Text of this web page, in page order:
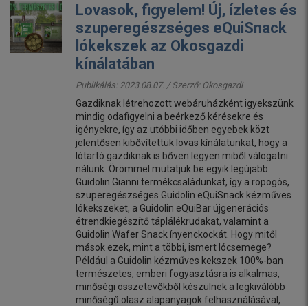
Lovasok, figyelem! Új, ízletes és
szuperegészséges eQuiSnack
lókekszek az Okosgazdi
kínálatában
Publikálás: 2023.08.07. / Szerző: Okosgazdi
Gazdiknak létrehozott webáruházként igyekszünk
mindig odafigyelni a beérkező kérésekre és
igényekre, így az utóbbi időben egyebek közt
jelentősen kibővítettük lovas kínálatunkat, hogy a
lótartó gazdiknak is bőven legyen miből válogatni
nálunk. Örömmel mutatjuk be egyik legújabb
Guidolin Gianni termékcsaládunkat, így a ropogós,
szuperegészséges Guidolin eQuiSnack kézműves
lókekszeket, a Guidolin eQuiBar újgenerációs
étrendkiegészítő táplálékrudakat, valamint a
Guidolin Wafer Snack ínyenckockát. Hogy mitől
mások ezek, mint a többi, ismert lócsemege?
Például a Guidolin kézműves kekszek 100%-ban
természetes, emberi fogyasztásra is alkalmas,
minőségi összetevőkből készülnek a legkiválóbb
minőségű olasz alapanyagok felhasználásával,